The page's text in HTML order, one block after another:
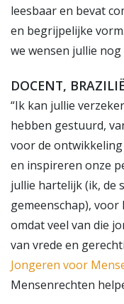
leesbaar en bevat
en begrijpelijke
we wensen jullie nog
DOCENT, BRAZILIË
“Ik kan jullie
hebben gestuurd,
voor de
en inspireren onze
jullie hartelijk (ik, de
gemeenschap),
omdat veel van die
van vrede en
Jongeren voor
Mensenrechten